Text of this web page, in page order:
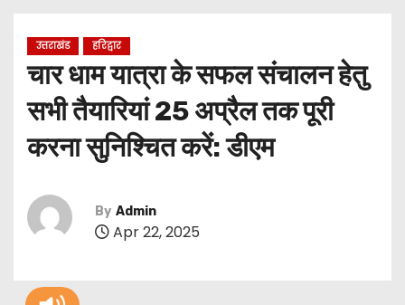
उत्तराखंड हरिद्वार
चार धाम यात्रा के सफल संचालन हेतु
सभी तैयारियां 25 अप्रैल तक पूरी
करना सुनिश्चित करें: डीएम
By Admin
Apr 22, 2025